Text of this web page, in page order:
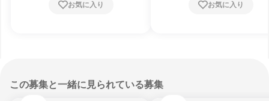
お気に入り お気に入り
この募集と一緒に見られている募集